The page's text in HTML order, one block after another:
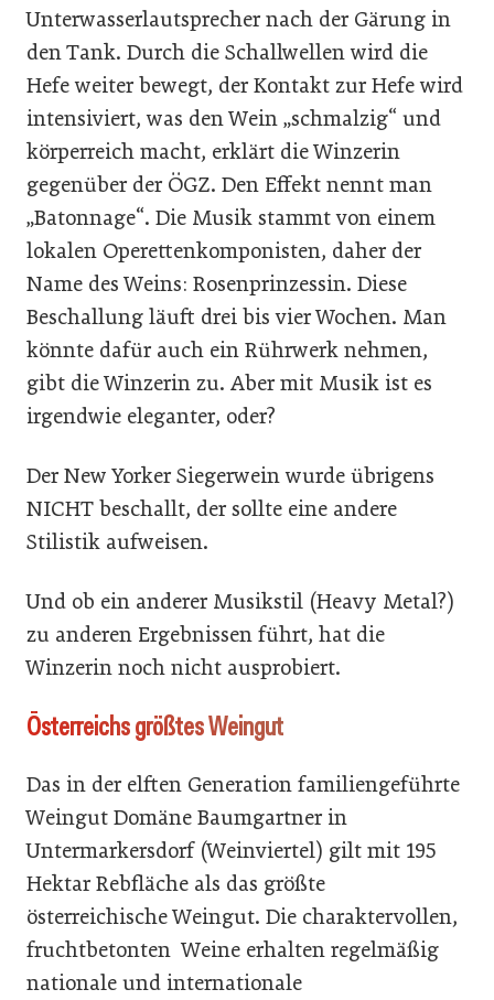
Unterwasserlautsprecher nach der Gärung in
den Tank. Durch die Schallwellen wird die
Hefe weiter bewegt, der Kontakt zur Hefe wird
intensiviert, was den Wein „schmalzig“ und
körperreich macht, erklärt die Winzerin
gegenüber der ÖGZ. Den Effekt nennt man
„Batonnage“. Die Musik stammt von einem
lokalen Operettenkomponisten, daher der
Name des Weins: Rosenprinzessin. Diese
Beschallung läuft drei bis vier Wochen. Man
könnte dafür auch ein Rührwerk nehmen,
gibt die Winzerin zu. Aber mit Musik ist es
irgendwie eleganter, oder?
Der New Yorker Siegerwein wurde übrigens
NICHT beschallt, der sollte eine andere
Stilistik aufweisen.
Und ob ein anderer Musikstil (Heavy Metal?)
zu anderen Ergebnissen führt, hat die
Winzerin noch nicht ausprobiert.
Österreichs größtes Weingut
Das in der elften Generation familiengeführte
Weingut Domäne Baumgartner in
Untermarkersdorf (Weinviertel) gilt mit 195
Hektar Rebfläche als das größte
österreichische Weingut. Die charaktervollen,
fruchtbetonten Weine erhalten regelmäßig
nationale und internationale